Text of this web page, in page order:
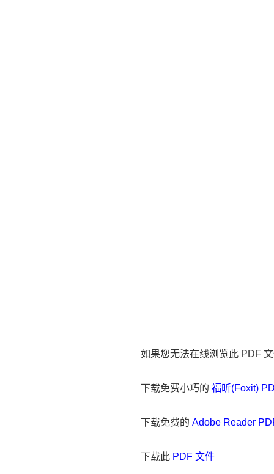
如果您无法在线浏览此 PDF
下载免费小巧的 福昕(Foxit)
下载免费的 Adobe Reader
下载此 PDF 文件